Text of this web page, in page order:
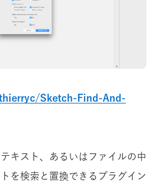
Sketch-Find-And-
キスト、あるいはファイルの中
を検索と置換できるプラグイン